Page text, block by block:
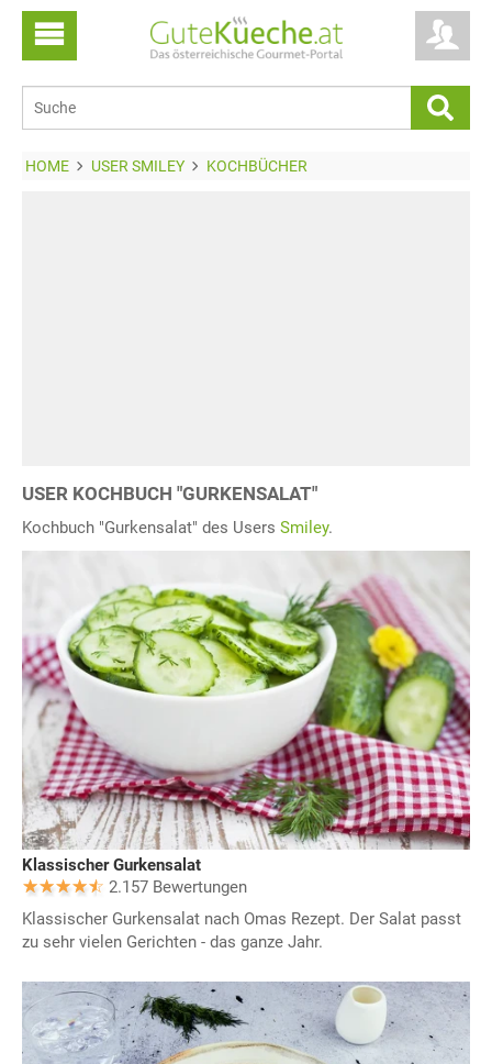
HOME USER SMILEY KOCHBÜCHER
USER KOCHBUCH "GURKENSALAT"
Kochbuch "Gurkensalat" des Users Smiley.
Klassischer Gurkensalat
2.157 Bewertungen
Klassischer Gurkensalat nach Omas Rezept. Der Salat passt
zu sehr vielen Gerichten - das ganze Jahr.